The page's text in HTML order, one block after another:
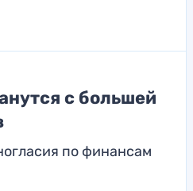
с большей
по финансам